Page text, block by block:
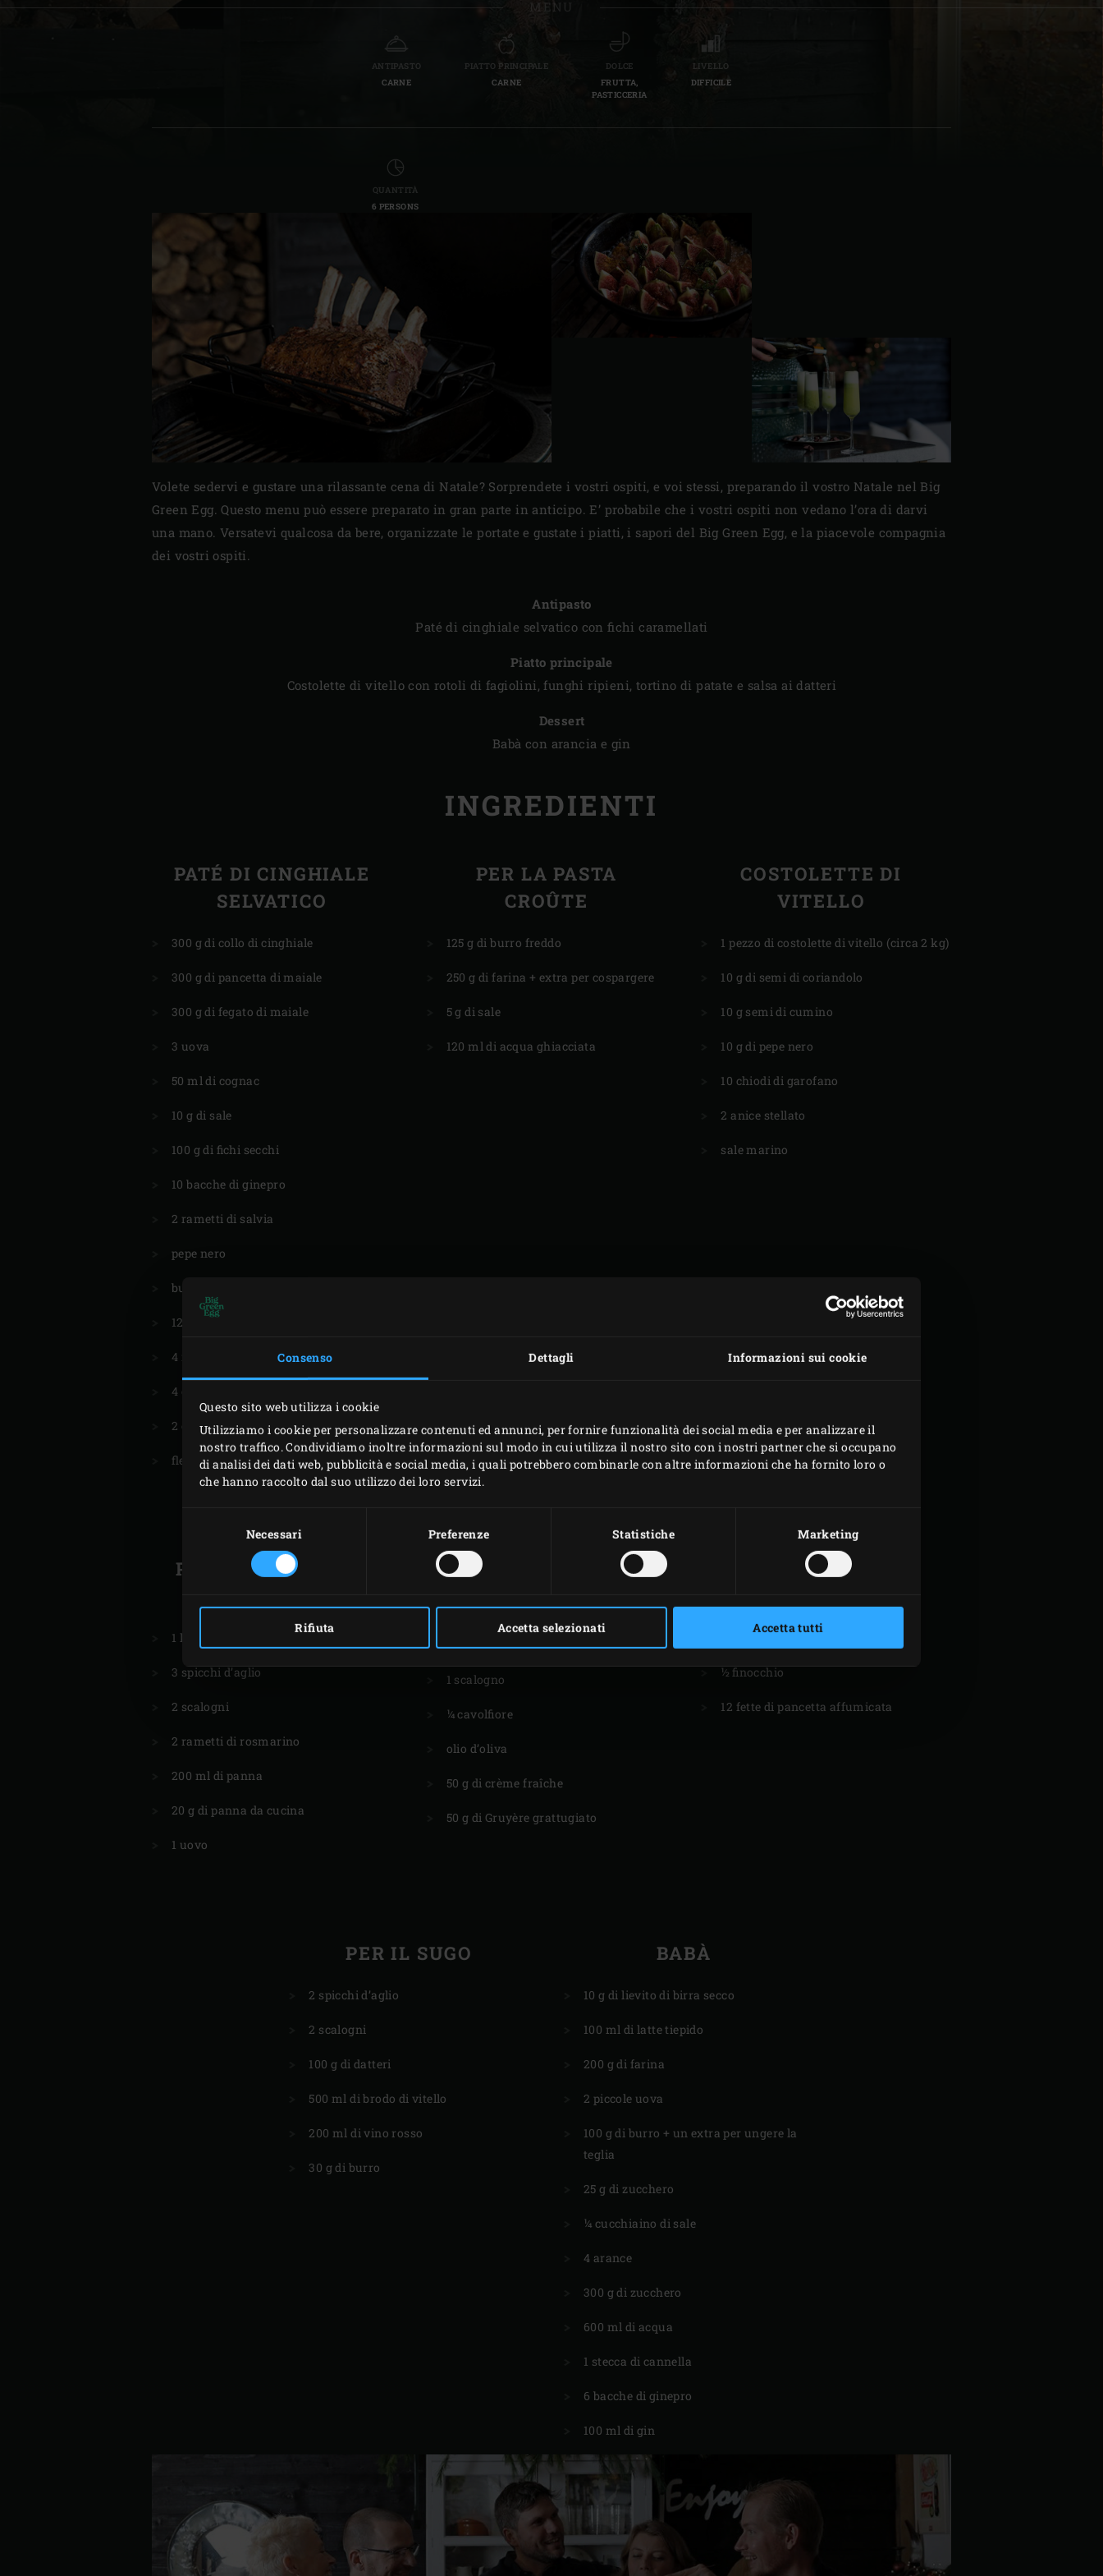
Consenso Dettagli Informazioni sui cookie
Questo sito web utilizza i cookie
Utilizziamo i cookie per personalizzare contenuti ed annunci, per fornire funzionalità dei social media e per analizzare il
nostro traffico. Condividiamo inoltre informazioni sul modo in cui utilizza il nostro sito con i nostri partner che si occupano
di analisi dei dati web, pubblicità e social media, i quali potrebbero combinarle con altre informazioni che ha fornito loro o
che hanno raccolto dal suo utilizzo dei loro servizi.
Necessari Preferenze Statistiche Marketing
Rifiuta Accetta selezionati Accetta tutti
France | France
Hungary | Magyarország
Spain | España
Sweden | Sverige
Switzerland (French) | Schweiz (Français)
MENU
ANTIPASTO
CARNE
PIATTO PRINCIPALE
CARNE
DOLCE
FRUTTA,
PASTICCERIA
LIVELLO
DIFFICILE
QUANTITÀ
6 PERSONS
Volete sedervi e gustare una rilassante cena di Natale? Sorprendete i vostri ospiti, e voi stessi, preparando il vostro Natale nel Big
Green Egg. Questo menu può essere preparato in gran parte in anticipo. E’ probabile che i vostri ospiti non vedano l’ora di darvi
una mano. Versatevi qualcosa da bere, organizzate le portate e gustate i piatti, i sapori del Big Green Egg, e la piacevole compagnia
dei vostri ospiti.
Antipasto
Paté di cinghiale selvatico con fichi caramellati
Piatto principale
Costolette di vitello con rotoli di fagiolini, funghi ripieni, tortino di patate e salsa ai datteri
Dessert
Babà con arancia e gin
INGREDIENTI
PATÉ DI CINGHIALE
SELVATICO
300 g di collo di cinghiale
300 g di pancetta di maiale
300 g di fegato di maiale
3 uova
50 ml di cognac
10 g di sale
100 g di fichi secchi
10 bacche di ginepro
2 rametti di salvia
pepe nero
burro, per ungere
12 piccoli fichi freschi
4 rametti di timo
4 cucchiai di miele
2 cucchiai di olio d’oliva
fleur de sel
PER LA PASTA
CROÛTE
125 g di burro freddo
250 g di farina + extra per cospargere
5 g di sale
120 ml di acqua ghiacciata
COSTOLETTE DI
VITELLO
1 pezzo di costolette di vitello (circa 2 kg)
10 g di semi di coriandolo
10 g semi di cumino
10 g di pepe nero
10 chiodi di garofano
2 anice stellato
sale marino
PER IL TORTINO DI
1 kg di patate
3 spicchi d’aglio
2 scalogni
2 rametti di rosmarino
200 ml di panna
20 g di panna da cucina
1 uovo
PER I FUNGHI
6-8 funghi porcini grandi
1 spicchio d’aglio
1 scalogno
¼ cavolfiore
olio d’oliva
50 g di crème fraîche
50 g di Gruyère grattugiato
PER I ROTOLI DI
500 g di fagiolini
½ finocchio
12 fette di pancetta affumicata
PER IL SUGO
2 spicchi d’aglio
2 scalogni
100 g di datteri
500 ml di brodo di vitello
200 ml di vino rosso
30 g di burro
​BABÀ
10 g di lievito di birra secco
100 ml di latte tiepido
200 g di farina
2 piccole uova
100 g di burro + un extra per ungere la
teglia
25 g di zucchero
¼ cucchiaino di sale
4 arance
300 g di zucchero
600 ml di acqua
1 stecca di cannella
6 bacche di ginepro
100 ml di gin